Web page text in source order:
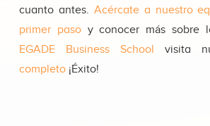
cuanto antes. Acércate a nuestro
primer paso y conocer más sobre
EGADE Business School visita
completo ¡Éxito!